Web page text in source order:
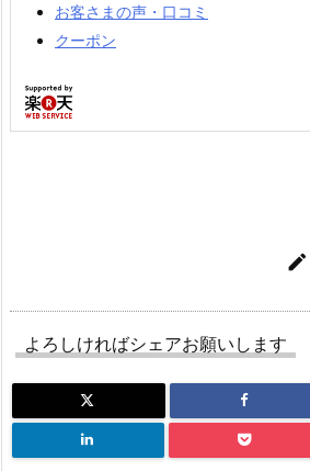
お客さまの声・口コミ
クーポン

よろしければシェアお願いします